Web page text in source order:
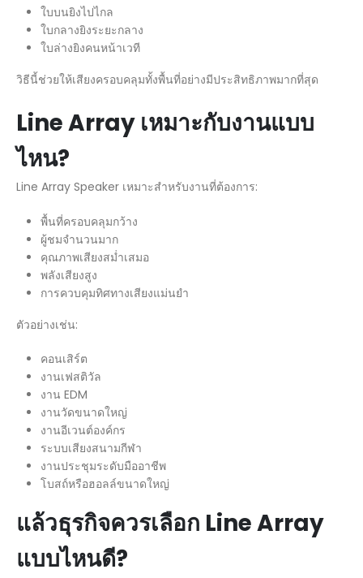
ใบบนยิงไปไกล
ใบกลางยิงระยะกลาง
ใบล่างยิงคนหน้าเวที
วิธีนี้ช่วยให้เสียงครอบคลุมทั้งพื้นที่อย่างมีประสิทธิภาพมากที่สุด
Line Array เหมาะกับงานแบบ
ไหน?
Line Array Speaker เหมาะสำหรับงานที่ต้องการ:
พื้นที่ครอบคลุมกว้าง
ผู้ชมจำนวนมาก
คุณภาพเสียงสม่ำเสมอ
พลังเสียงสูง
การควบคุมทิศทางเสียงแม่นยำ
ตัวอย่างเช่น:
คอนเสิร์ต
งานเฟสติวัล
งาน EDM
งานวัดขนาดใหญ่
งานอีเวนต์องค์กร
ระบบเสียงสนามกีฬา
งานประชุมระดับมืออาชีพ
โบสถ์หรือฮอลล์ขนาดใหญ่
แล้วธุรกิจควรเลือก Line Array
แบบไหนดี?